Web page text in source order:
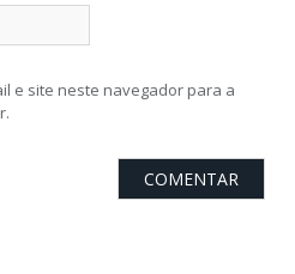
e site neste navegador para a